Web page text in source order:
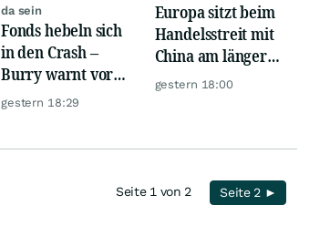
da sein
Fonds hebeln sich
in den Crash –
Burry warnt vor
einem Absturz wie
gestern 18:29
Europa sitzt beim
Handelsstreit mit
China am längeren
Hebel
gestern 18:00
Seite 1 von 2 Seite 2 ►